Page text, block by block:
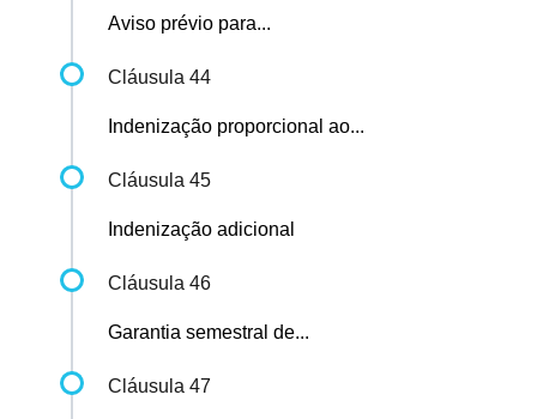
Aviso prévio para...
Cláusula 44
Indenização proporcional ao...
Cláusula 45
Indenização adicional
Cláusula 46
Garantia semestral de...
Cláusula 47